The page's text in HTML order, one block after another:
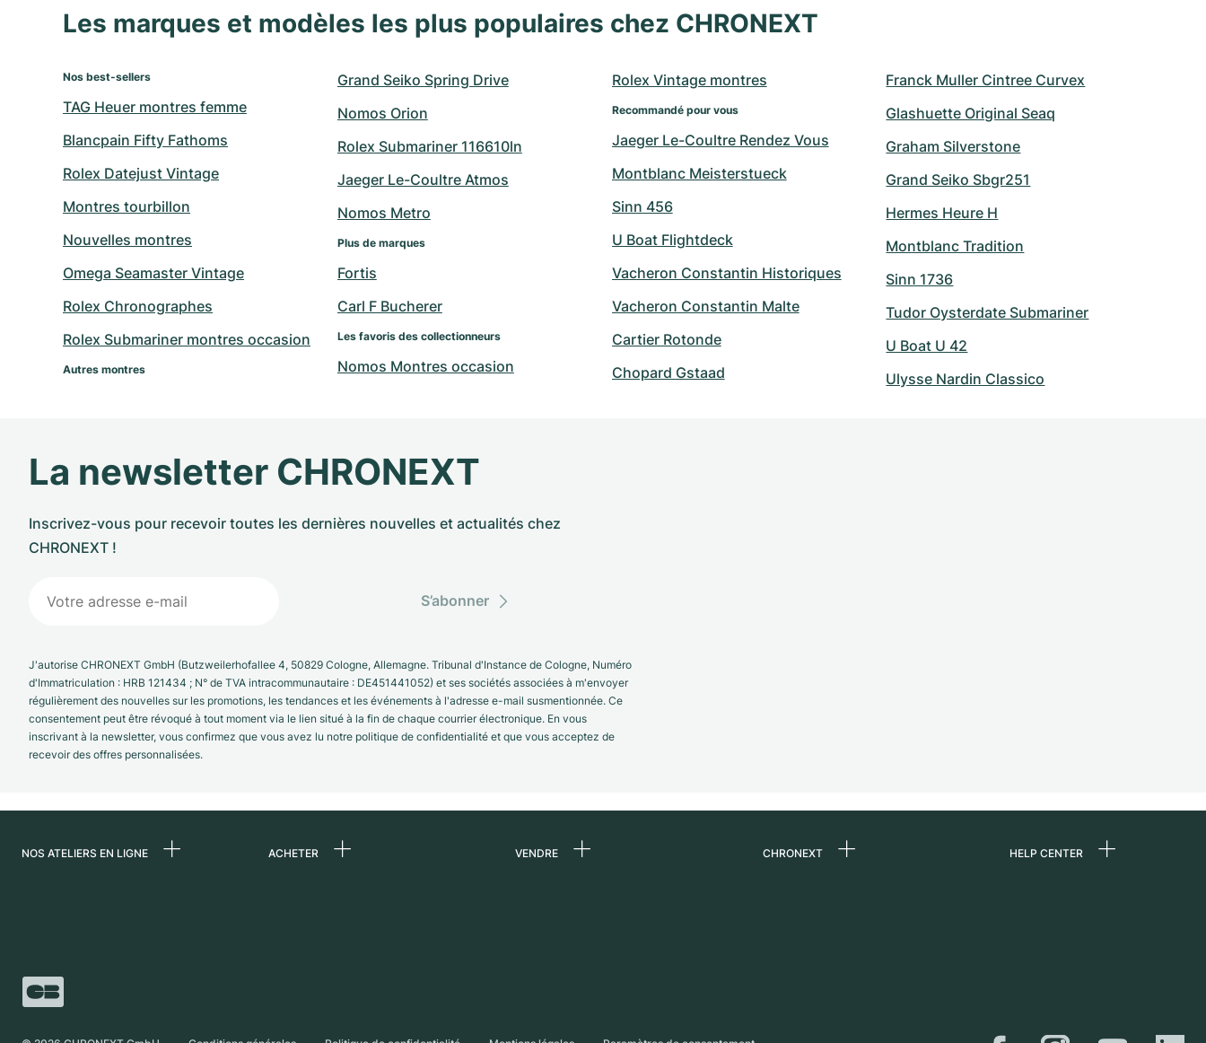
Les marques et modèles les plus populaires chez CHRONEXT
Nos best-sellers
TAG Heuer montres femme
Blancpain Fifty Fathoms
Rolex Datejust Vintage
Montres tourbillon
Nouvelles montres
Omega Seamaster Vintage
Rolex Chronographes
Rolex Submariner montres occasion
Autres montres
Grand Seiko Spring Drive
Nomos Orion
Rolex Submariner 116610ln
Jaeger Le-Coultre Atmos
Nomos Metro
Plus de marques
Fortis
Carl F Bucherer
Les favoris des collectionneurs
Nomos Montres occasion
Rolex Vintage montres
Recommandé pour vous
Jaeger Le-Coultre Rendez Vous
Montblanc Meisterstueck
Sinn 456
U Boat Flightdeck
Vacheron Constantin Historiques
Vacheron Constantin Malte
Cartier Rotonde
Chopard Gstaad
Franck Muller Cintree Curvex
Glashuette Original Seaq
Graham Silverstone
Grand Seiko Sbgr251
Hermes Heure H
Montblanc Tradition
Sinn 1736
Tudor Oysterdate Submariner
U Boat U 42
Ulysse Nardin Classico
La newsletter CHRONEXT
Inscrivez-vous pour recevoir toutes les dernières nouvelles et actualités chez
CHRONEXT !
S’abonner
J'autorise CHRONEXT GmbH (Butzweilerhofallee 4, 50829 Cologne, Allemagne. Tribunal d'Instance de Cologne, Numéro
d'Immatriculation : HRB 121434 ; N° de TVA intracommunautaire : DE451441052) et ses sociétés associées à m'envoyer
régulièrement des nouvelles sur les promotions, les tendances et les événements à l'adresse e-mail susmentionnée. Ce
consentement peut être révoqué à tout moment via le lien situé à la fin de chaque courrier électronique. En vous
inscrivant à la newsletter, vous confirmez que vous avez lu notre politique de confidentialité et que vous acceptez de
recevoir des offres personnalisées.
NOS ATELIERS EN LIGNE
Suisse
ACHETER VENDRE CHRONEXT HELP CENTER